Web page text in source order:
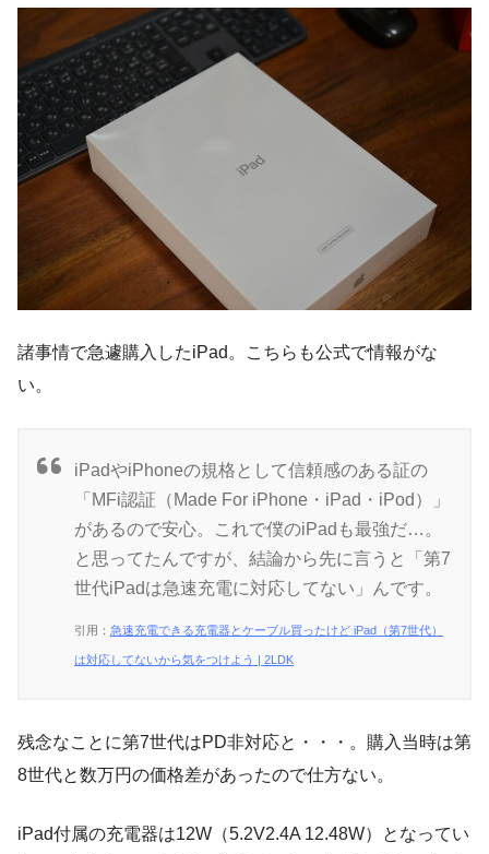
諸事情で急遽購入したiPad。こちらも公式で情報がな
い。
iPadやiPhoneの規格として信頼感のある証の
「MFi認証（Made For iPhone・iPad・iPod）」
があるので安心。これで僕のiPadも最強だ…。
と思ってたんですが、結論から先に言うと「第7
世代iPadは急速充電に対応してない」んです。
引用： 急速充電できる充電器とケーブル買ったけど iPad（第7世代）
は対応してないから気をつけよう | 2LDK
残念なことに第7世代はPD非対応と・・・。購入当時は第
8世代と数万円の価格差があったので仕方ない。
iPad付属の充電器は12W（5.2V2.4A 12.48W）となってい